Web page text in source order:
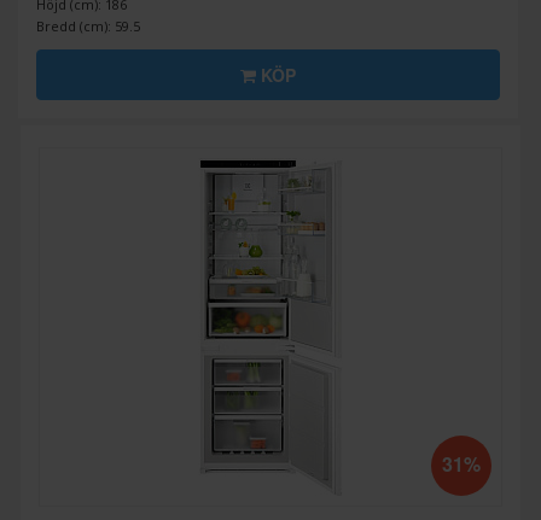
Höjd (cm): 186
Bredd (cm): 59.5
KÖP
31%